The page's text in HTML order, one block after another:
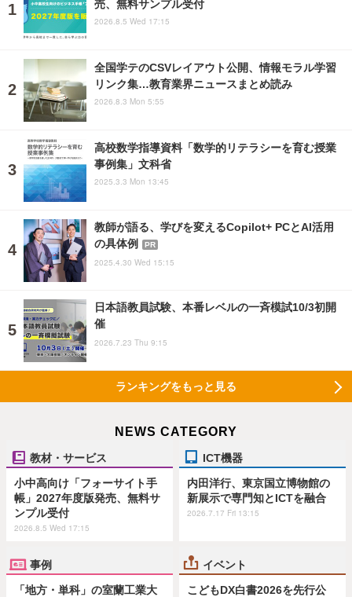
売、無料サンプル受付
2026.8.5 Wed 17:15
全国学テのCSVレイアウト公開、情報モラル学習
リンク集…教育業界ニュースまとめ読み
2026.8.3 Mon 5:55
高校数学指導資料「数学的リテラシーを育む授業
事例集」文科省
2025.3.3 Mon 13:45
教師が語る、学びを変えるCopilot+ PCとAI活用
の具体例
PR
2025.4.30 Wed 15:15
日本語教員試験、本番レベルの一斉模試10/3初開
催
2026.7.23 Thu 9:15
ランキングをもっと見る
NEWS CATEGORY
教材・サービス
小中高向け「フォーサイト手
帳」2027年度版発売、無料サ
ンプル受付
2026.8.5 Wed 17:15
ICT機器
内田洋行、東京国立博物館の
新展示で専門知とICTを融合
2026.7.17 Fri 13:15
事例
「地方・単科」の室蘭工業大
イベント
こどもDX白書2026を先行公